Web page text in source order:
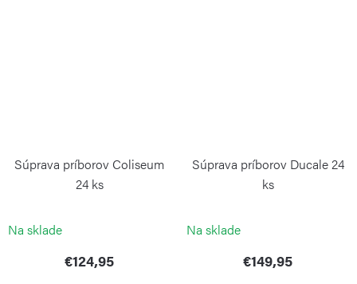
Súprava príborov Coliseum
24 ks
Na sklade
€124,95
Súprava príborov Ducale 24
ks
Na sklade
€149,95